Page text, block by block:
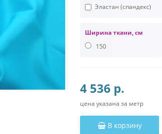
Эластан (спандекс)
Ширина ткани, см
150
4 536 р.
цена указана за метр
В корзину